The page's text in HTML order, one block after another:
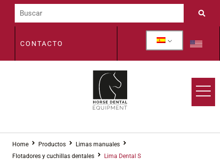
CONTACTO
Home Productos
Limas manuales
Flotadores y cuchillas dentales
Lima Dental S